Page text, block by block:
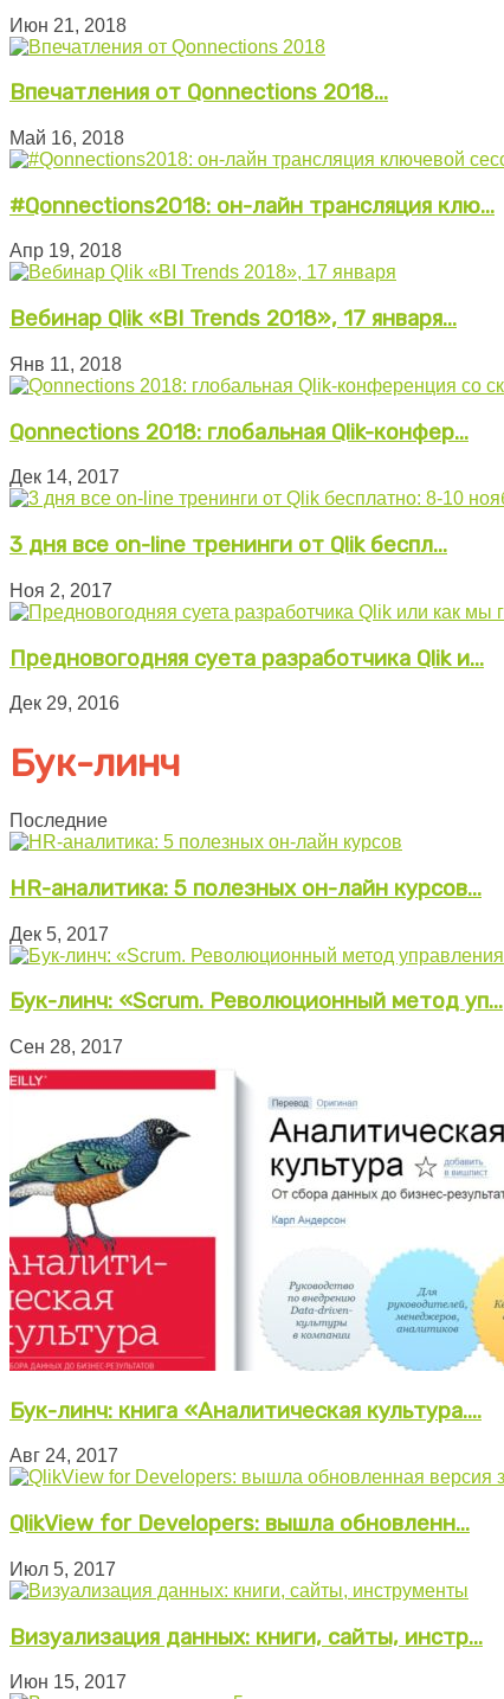
Июн 21, 2018
Впечатления от Qonnections 2018...
Май 16, 2018
#Qonnections2018: он-лайн трансляция клю...
Апр 19, 2018
Вебинар Qlik «BI Trends 2018», 17 января...
Янв 11, 2018
Qonnections 2018: глобальная Qlik-конфер...
Дек 14, 2017
3 дня все on-line тренинги от Qlik беспл...
Ноя 2, 2017
Предновогодняя суета разработчика Qlik и...
Дек 29, 2016
Бук-линч
Последние
HR-аналитика: 5 полезных он-лайн курсов...
Дек 5, 2017
Бук-линч: «Scrum. Революционный метод уп...
Сен 28, 2017
Бук-линч: книга «Аналитическая культура....
Авг 24, 2017
QlikView for Developers: вышла обновленн...
Июл 5, 2017
Визуализация данных: книги, сайты, инстр...
Июн 15, 2017